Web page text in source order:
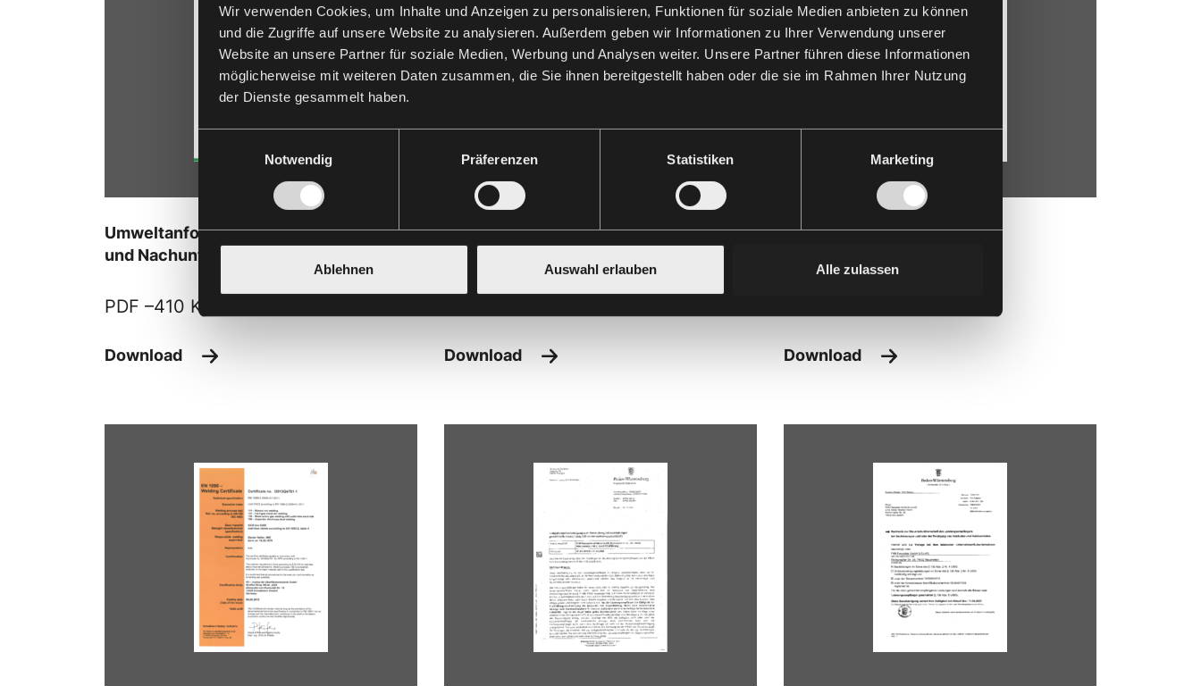
Wir verwenden Cookies, um Inhalte und Anzeigen zu personalisieren, Funktionen für soziale Medien anbieten zu können
und die Zugriffe auf unsere Website zu analysieren. Außerdem geben wir Informationen zu Ihrer Verwendung unserer
Website an unsere Partner für soziale Medien, Werbung und Analysen weiter. Unsere Partner führen diese Informationen
möglicherweise mit weiteren Daten zusammen, die Sie ihnen bereitgestellt haben oder die sie im Rahmen Ihrer Nutzung
der Dienste gesammelt haben.
Notwendig
Präferenzen Statistiken Marketing
Ablehnen Auswahl erlauben Alle zulassen
Umweltanforderungen an Lieferanten
und Nachunternehmer
PDF –410 KB
Download
BTN Zertifikat ISO 9001:2015
Download
RAL Verleihungsurkunde
Download